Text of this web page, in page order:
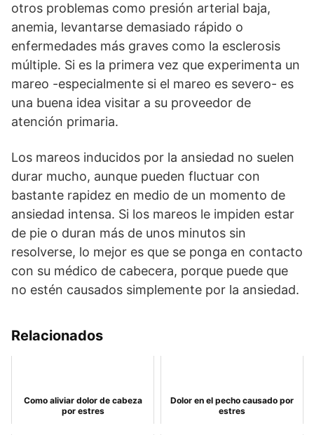
otros problemas como presión arterial baja,
anemia, levantarse demasiado rápido o
enfermedades más graves como la esclerosis
múltiple. Si es la primera vez que experimenta un
mareo -especialmente si el mareo es severo- es
una buena idea visitar a su proveedor de
atención primaria.
Los mareos inducidos por la ansiedad no suelen
durar mucho, aunque pueden fluctuar con
bastante rapidez en medio de un momento de
ansiedad intensa. Si los mareos le impiden estar
de pie o duran más de unos minutos sin
resolverse, lo mejor es que se ponga en contacto
con su médico de cabecera, porque puede que
no estén causados simplemente por la ansiedad.
Relacionados
Como aliviar dolor de cabeza
por estres
Dolor en el pecho causado por
estres